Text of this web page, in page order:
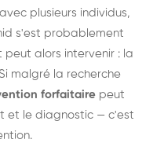
plusieurs individus,
s'est probablement
peut alors intervenir : la
malgré la recherche
forfaitaire peut
et le diagnostic — c'est